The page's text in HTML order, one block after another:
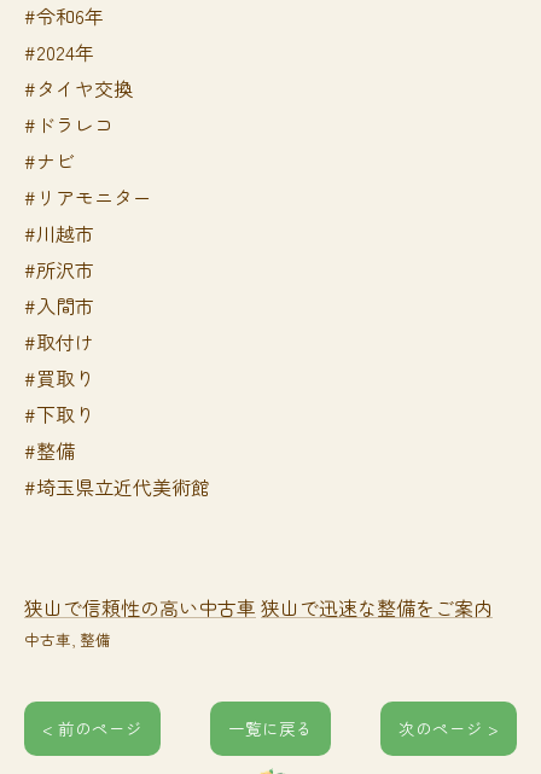
#令和6年
#2024年
#タイヤ交換
#ドラレコ
#ナビ
#リアモニター
#川越市
#所沢市
#入間市
#取付け
#買取り
#下取り
#整備
#埼玉県立近代美術館
狭山で信頼性の高い中古車 狭山で迅速な整備をご案内
中古車 整備
< 前のページ 一覧に戻る 次のページ >